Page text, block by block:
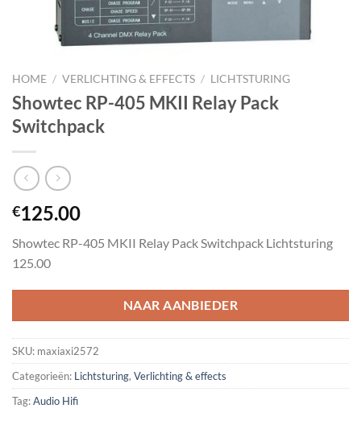
HOME / VERLICHTING & EFFECTS / LICHTSTURING
Showtec RP-405 MKII Relay Pack
Switchpack
€125.00
Showtec RP-405 MKII Relay Pack Switchpack Lichtsturing
125.00
NAAR AANBIEDER
SKU: maxiaxi2572
Categorieën: Lichtsturing, Verlichting & effects
Tag:Audio Hifi